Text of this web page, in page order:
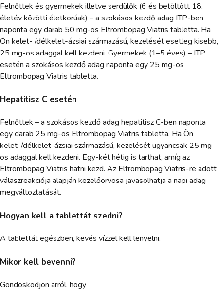
Felnőttek és gyermekek illetve serdülők (6 és betöltött 18.
életév közötti életkorúak) – a szokásos kezdő adag ITP-ben
naponta egy darab 50 mg-os Eltrombopag Viatris tabletta. Ha
Ön kelet- /délkelet-ázsiai származású, kezelését esetleg kisebb,
25 mg-os adaggal kell kezdeni. Gyermekek (1–5 éves) – ITP
esetén a szokásos kezdő adag naponta egy 25 mg-os
Eltrombopag Viatris tabletta.
Hepatitisz C esetén
Felnőttek – a szokásos kezdő adag hepatitisz C-ben naponta
egy darab 25 mg-os Eltrombopag Viatris tabletta. Ha Ön
kelet-/délkelet-ázsiai származású, kezelését ugyancsak 25 mg-
os adaggal kell kezdeni. Egy-két hétig is tarthat, amíg az
Eltrombopag Viatris hatni kezd. Az Eltrombopag Viatris-re adott
válaszreakciója alapján kezelőorvosa javasolhatja a napi adag
megváltoztatását.
Hogyan kell a tablettát szedni?
A tablettát egészben, kevés vízzel kell lenyelni.
Mikor kell bevenni?
Gondoskodjon arról, hogy